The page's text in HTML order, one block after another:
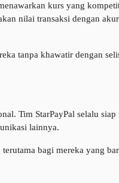
kurs yang
nilai transaksi dengan
tanpa khawatir dengan
Tim StarPayPal selalu siap
lainnya.
bagi mereka yang